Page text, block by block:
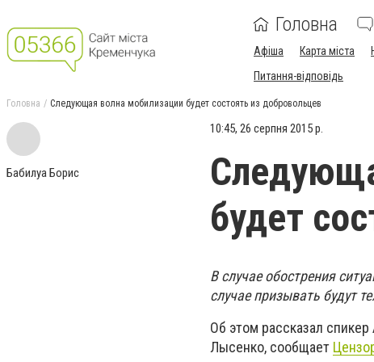
Головна
Афіша Карта міста
Питання-відповідь
Головна Следующая волна мобилизации будет состоять из добровольцев
Бабилуа Борис
10:45, 26 серпня 2015 р.
будет
В случае обострения
случае призывать будут
Об этом рассказал
Лысенко, сообщает